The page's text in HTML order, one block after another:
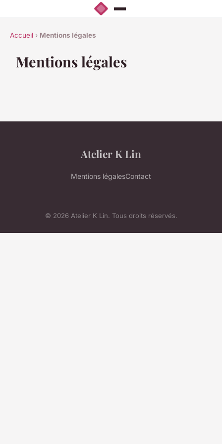
Accueil › Mentions légales
Mentions légales
Atelier K Lin
Mentions légalesContact
© 2026 Atelier K Lin. Tous droits réservés.